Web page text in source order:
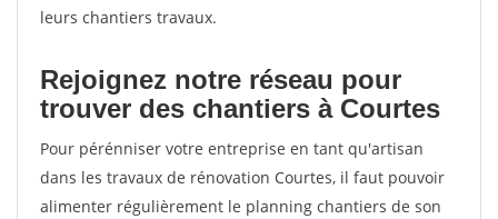
leurs chantiers travaux.
Rejoignez notre réseau pour
trouver des chantiers à Courtes
Pour pérénniser votre entreprise en tant qu'artisan
dans les travaux de rénovation Courtes, il faut pouvoir
alimenter régulièrement le planning chantiers de son